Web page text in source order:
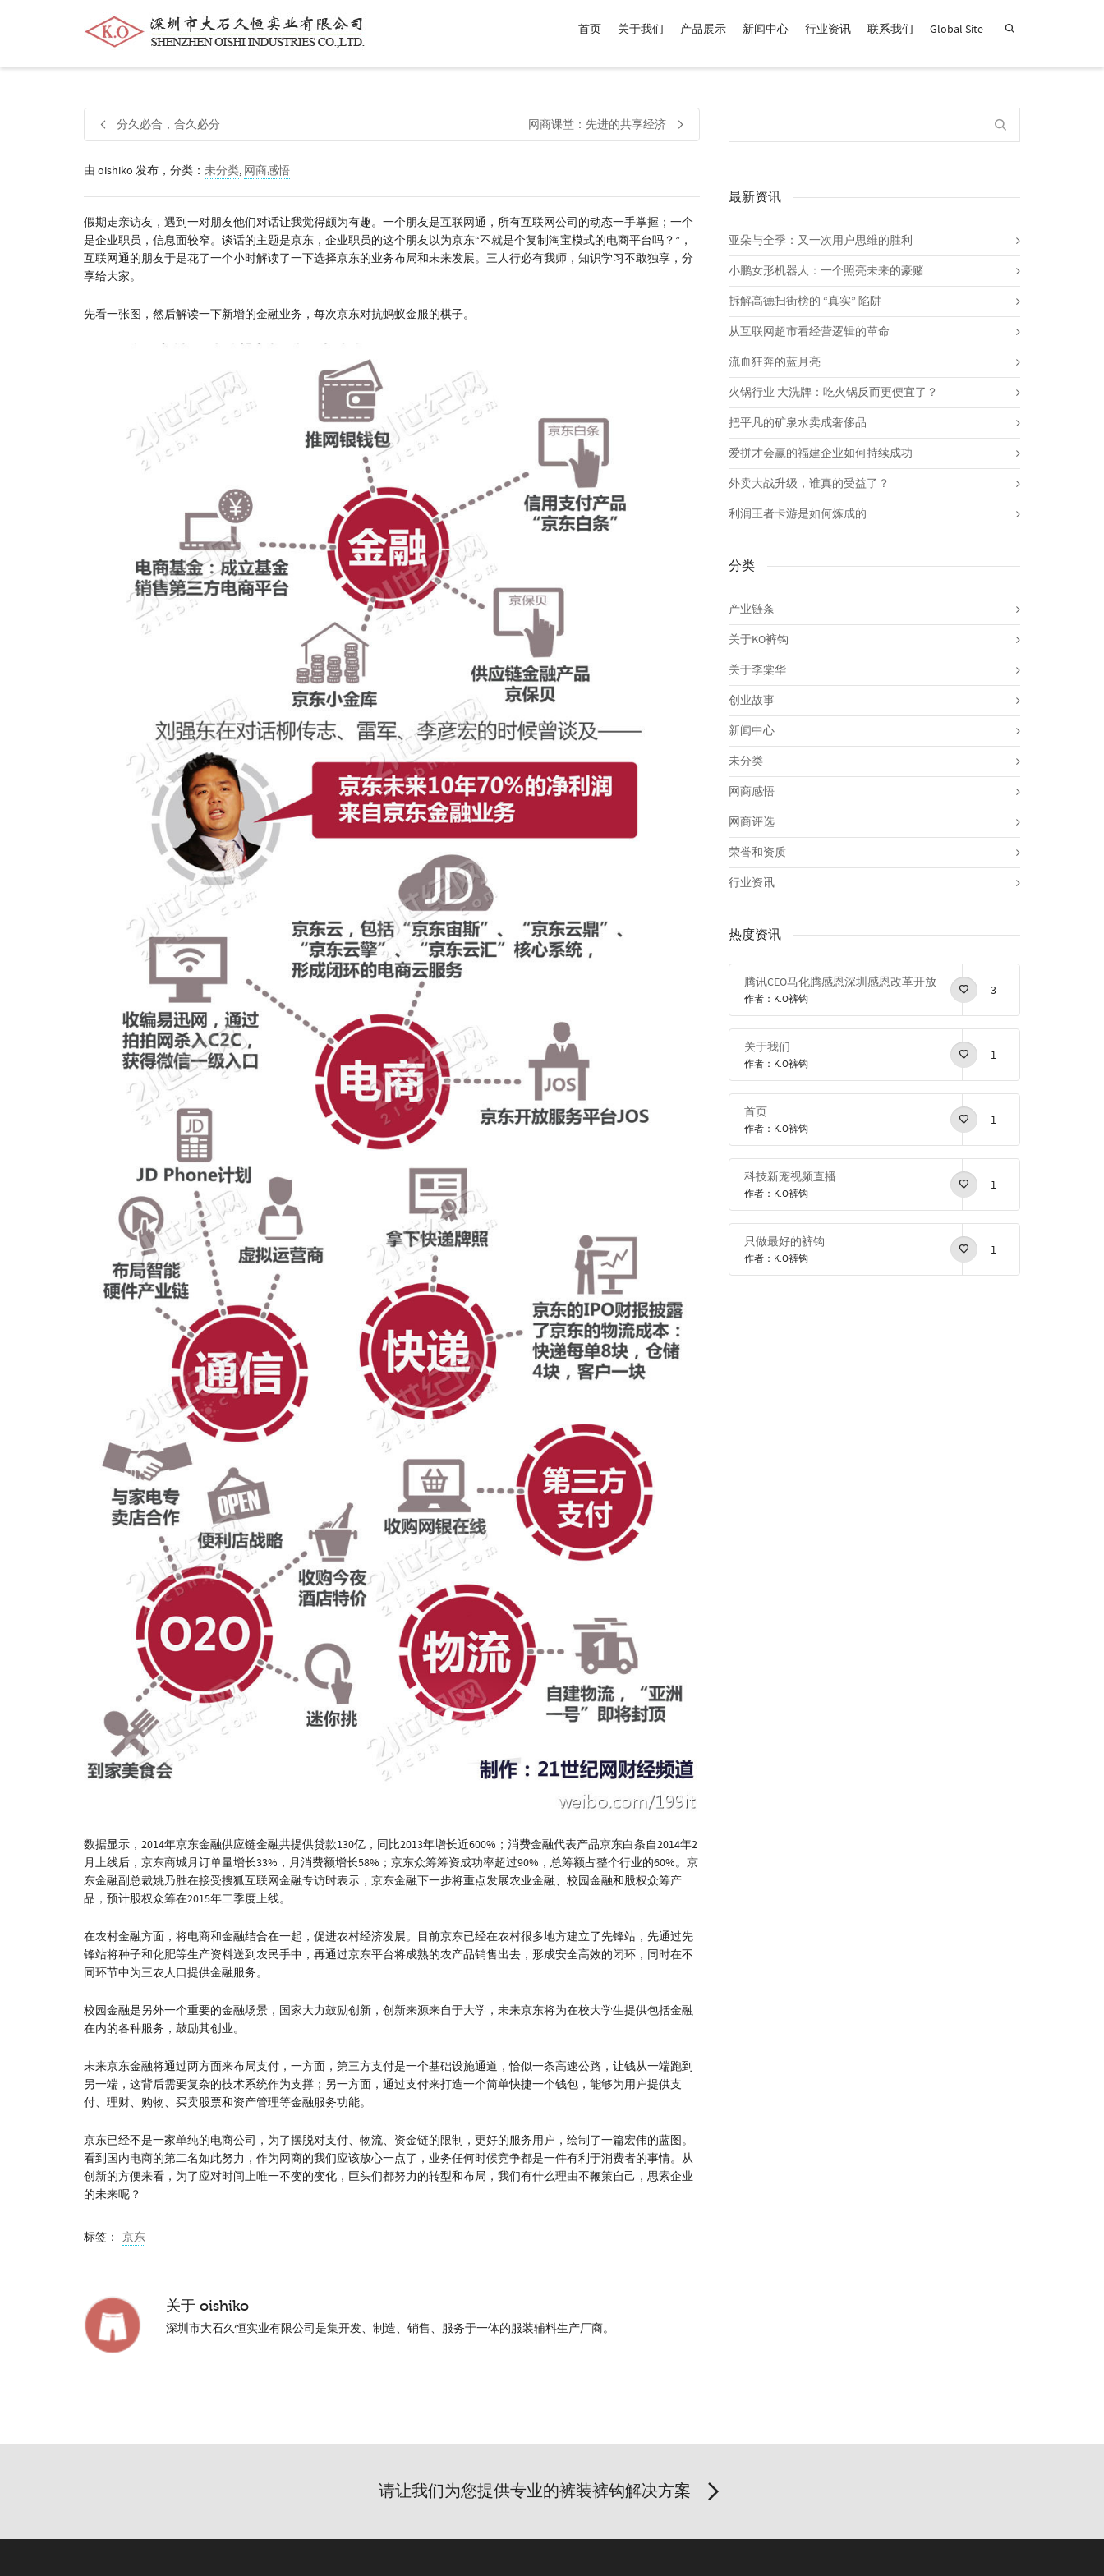
帮我查找新的衬衫尺码中号价格介于 商品，品牌为 默认品牌 .
首页 关于我们 产品展示 新闻中心 行业资讯 联系我们 Global Site
分久必合，合久必分 网商课堂：先进的共享经济
由 oishiko 发布，分类： 未分类, 网商感悟
假期走亲访友，遇到一对朋友他们对话让我觉得颇为有趣。一个朋友是互联网通，所有互联网公司的动态一手掌握；一个
是企业职员，信息面较窄。谈话的主题是京东，企业职员的这个朋友以为京东“不就是个复制淘宝模式的电商平台吗？”，
互联网通的朋友于是花了一个小时解读了一下选择京东的业务布局和未来发展。三人行必有我师，知识学习不敢独享，分
享给大家。
先看一张图，然后解读一下新增的金融业务，每次京东对抗蚂蚁金服的棋子。
数据显示，2014年京东金融供应链金融共提供贷款130亿，同比2013年增长近600%；消费金融代表产品京东白条自2014年2
月上线后，京东商城月订单量增长33%，月消费额增长58%；京东众筹筹资成功率超过90%，总筹额占整个行业的60%。京
东金融副总裁姚乃胜在接受搜狐互联网金融专访时表示，京东金融下一步将重点发展农业金融、校园金融和股权众筹产
品，预计股权众筹在2015年二季度上线。
在农村金融方面，将电商和金融结合在一起，促进农村经济发展。目前京东已经在农村很多地方建立了先锋站，先通过先
锋站将种子和化肥等生产资料送到农民手中，再通过京东平台将成熟的农产品销售出去，形成安全高效的闭环，同时在不
同环节中为三农人口提供金融服务。
校园金融是另外一个重要的金融场景，国家大力鼓励创新，创新来源来自于大学，未来京东将为在校大学生提供包括金融
在内的各种服务，鼓励其创业。
未来京东金融将通过两方面来布局支付，一方面，第三方支付是一个基础设施通道，恰似一条高速公路，让钱从一端跑到
另一端，这背后需要复杂的技术系统作为支撑；另一方面，通过支付来打造一个简单快捷一个钱包，能够为用户提供支
付、理财、购物、买卖股票和资产管理等金融服务功能。
京东已经不是一家单纯的电商公司，为了摆脱对支付、物流、资金链的限制，更好的服务用户，绘制了一篇宏伟的蓝图。
看到国内电商的第二名如此努力，作为网商的我们应该放心一点了，业务任何时候竞争都是一件有利于消费者的事情。从
创新的方便来看，为了应对时间上唯一不变的变化，巨头们都努力的转型和布局，我们有什么理由不鞭策自己，思索企业
的未来呢？
标签： 京东
关于 oishiko
深圳市大石久恒实业有限公司是集开发、制造、销售、服务于一体的服装辅料生产厂商。
最新资讯
亚朵与全季：又一次用户思维的胜利
小鹏女形机器人：一个照亮未来的豪赌
拆解高德扫街榜的 “真实” 陷阱
从互联网超市看经营逻辑的革命
流血狂奔的蓝月亮
火锅行业 大洗牌：吃火锅反而更便宜了？
把平凡的矿泉水卖成奢侈品
爱拼才会赢的福建企业如何持续成功
外卖大战升级，谁真的受益了？
利润王者卡游是如何炼成的
分类
产业链条
关于KO裤钩
关于李棠华
创业故事
新闻中心
未分类
网商感悟
网商评选
荣誉和资质
行业资讯
热度资讯
腾讯CEO马化腾感恩深圳感恩改革开放
作者：K.O裤钩
3
关于我们
作者：K.O裤钩
1
首页
作者：K.O裤钩
1
科技新宠视频直播
作者：K.O裤钩
1
只做最好的裤钩
作者：K.O裤钩
1
请让我们为您提供专业的裤装裤钩解决方案